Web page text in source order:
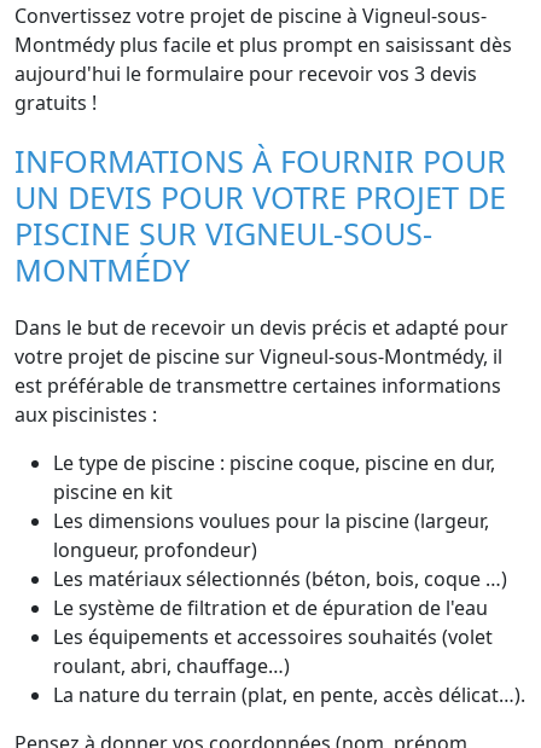
Convertissez votre projet de piscine à Vigneul-sous-
Montmédy plus facile et plus prompt en saisissant dès
aujourd'hui le formulaire pour recevoir vos 3 devis
gratuits !
INFORMATIONS À FOURNIR POUR
UN DEVIS POUR VOTRE PROJET DE
PISCINE SUR VIGNEUL-SOUS-
MONTMÉDY
Dans le but de recevoir un devis précis et adapté pour
votre projet de piscine sur Vigneul-sous-Montmédy, il
est préférable de transmettre certaines informations
aux piscinistes :
Le type de piscine : piscine coque, piscine en dur,
piscine en kit
Les dimensions voulues pour la piscine (largeur,
longueur, profondeur)
Les matériaux sélectionnés (béton, bois, coque …)
Le système de filtration et de épuration de l'eau
Les équipements et accessoires souhaités (volet
roulant, abri, chauffage…)
La nature du terrain (plat, en pente, accès délicat…).